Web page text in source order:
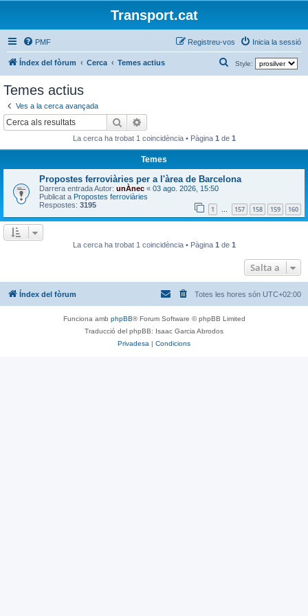
Transport.cat
PMF Inicia la sessió
Registreu-vos
Índex del fòrum Cerca Temes actius Style:
e
Temes actius
Ves a la cerca avançada
Cerca
La cerca ha trobat 1 coincidència • Pàgina 1 de 1
Temes
Propostes ferroviàries per a l'àrea de Barcelona
Darrera entrada Autor: unÀnec « 03 ago. 2026, 15:50
Publicat a Propostes ferroviàries
Respostes: 3195 1 … 157 158 159 160
La cerca ha trobat 1 coincidència • Pàgina 1 de 1
Salta a
Índex del fòrum Totes les hores són UTC+02:00
Funciona amb phpBB® Forum Software © phpBB Limited
Traducció del phpBB: Isaac Garcia Abrodos
Privadesa | Condicions